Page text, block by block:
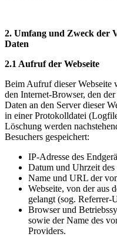
2. Umfang und Zweck der
Daten
2.1 Aufruf der Webseite
Beim Aufruf dieser Webseite
den Internet-Browser, den
Daten an den Server dieser
in einer Protokolldatei
Löschung werden
Besuchers gespeichert:
IP-Adresse des
Datum und Uhrzeit
Name und URL der
Webseite, von der aus
gelangt (sog. Referrer-
Browser und
sowie der Name des
Providers.